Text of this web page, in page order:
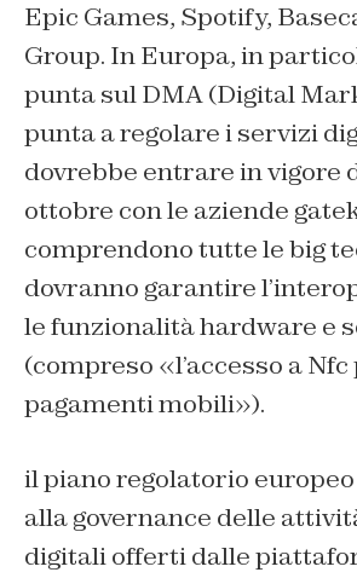
Epic Games, Spotify,
Group. In Europa, in
punta sul DMA (Digital
punta a regolare i servizi
dovrebbe entrare in vigore
ottobre con le aziende
comprendono tutte le big
dovranno garantire
le funzionalità hardware e
(compreso «l’accesso a
pagamenti mobili»).
il piano regolatorio
alla governance delle
digitali offerti dalle